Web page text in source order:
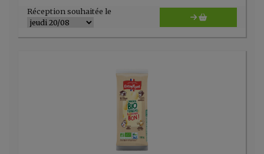
Réception souhaitée le